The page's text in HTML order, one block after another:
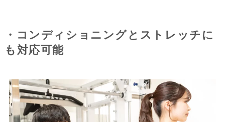
・コンディショニングとストレッチに
も対応可能